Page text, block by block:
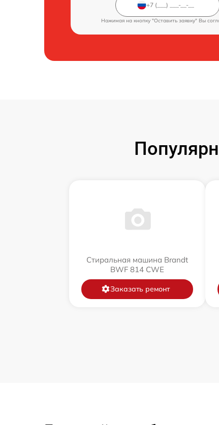
Нажимая на кнопку "Оставить заявку" Вы
Стиральная машина Brandt
BWF 814 CWE
Заказать ремонт